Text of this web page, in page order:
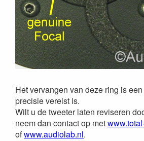
Het vervangen van deze ring is
precisie vereist is.
Wilt u de tweeter laten reviseren
neem dan contact op met
ofwww.audiolab.nl.